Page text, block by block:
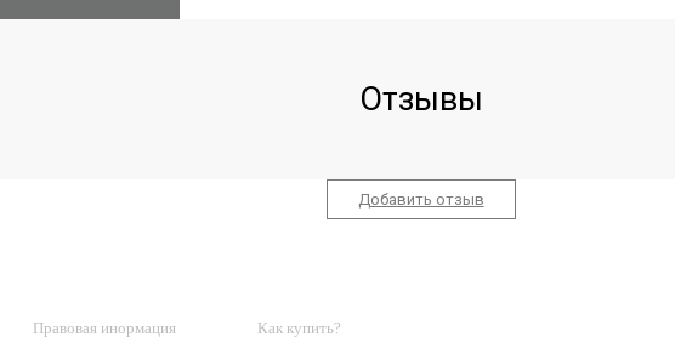
Отзывы
Добавить отзыв
Правовая инормация
Как купить?